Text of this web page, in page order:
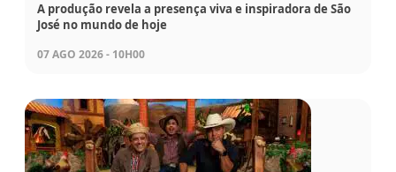
A produção revela a presença viva e inspiradora de São
José no mundo de hoje
07 AGO 2026 - 10H00